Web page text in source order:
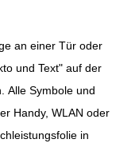
an einer Tür oder
und Text" auf der
Alle Symbole und
Handy, WLAN oder
in